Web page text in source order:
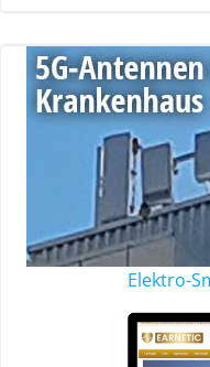
Elektro-